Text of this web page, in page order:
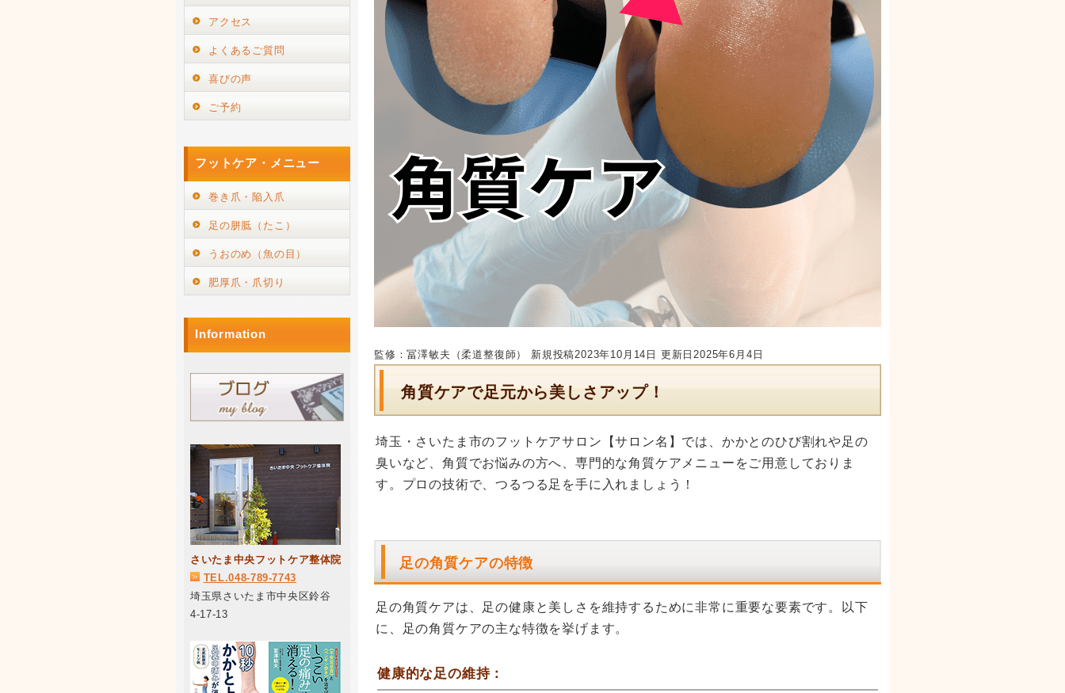
監修：冨澤敏夫（柔道整復師） 新規投稿2023年10月14日 更新日2025年6月4日
角質ケアで足元から美しさアップ！
埼玉・さいたま市のフットケアサロン【サロン名】では、かかとのひび割れや足の
臭いなど、角質でお悩みの方へ、専門的な角質ケアメニューをご用意しておりま
す。プロの技術で、つるつる足を手に入れましょう！
足の角質ケアの特徴
足の角質ケアは、足の健康と美しさを維持するために非常に重要な要素です。以下
に、足の角質ケアの主な特徴を挙げます。
健康的な足の維持：
アクセス
よくあるご質問
喜びの声
ご予約
フットケア・メニュー
巻き爪・陥入爪
足の胼胝（たこ）
うおのめ（魚の目）
肥厚爪・爪切り
Information
さいたま中央フットケア整体院
TEL.048-789-7743
埼玉県さいたま市中央区鈴谷
4-17-13